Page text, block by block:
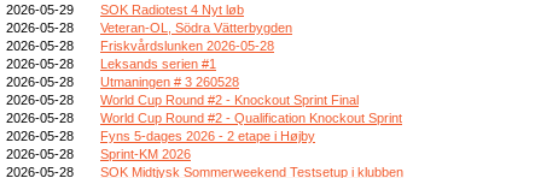
2026-05-29
SOK Radiotest 4 Nyt løb
2026-05-28
Veteran-OL, Södra Vätterbygden
2026-05-28
Friskvårdslunken 2026-05-28
2026-05-28
Leksands serien #1
2026-05-28
Utmaningen # 3 260528
2026-05-28
World Cup Round #2 - Knockout Sprint Final
2026-05-28
World Cup Round #2 - Qualification Knockout Sprint
2026-05-28
Fyns 5-dages 2026 - 2 etape i Højby
2026-05-28
Sprint-KM 2026
2026-05-28
SOK Midtjysk Sommerweekend Testsetup i klubben